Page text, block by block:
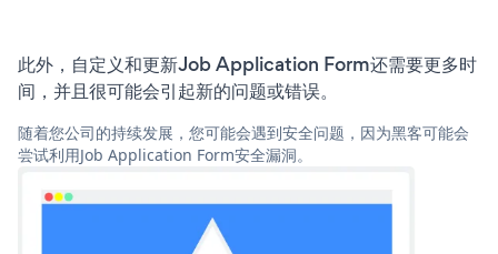
此外，自定义和更新Job Application Form还需要更多时
间，并且很可能会引起新的问题或错误。
随着您公司的持续发展，您可能会遇到安全问题，因为黑客可能会
尝试利用Job Application Form安全漏洞。